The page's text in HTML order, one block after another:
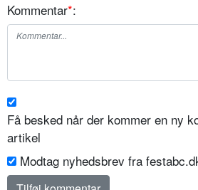
Kommentar*:
Få besked når der kommer en ny
artikel
Modtag nyhedsbrev fra